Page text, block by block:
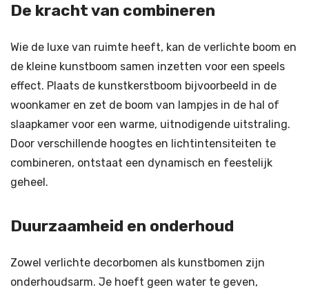
De kracht van combineren
Wie de luxe van ruimte heeft, kan de verlichte boom en
de kleine kunstboom samen inzetten voor een speels
effect. Plaats de kunstkerstboom bijvoorbeeld in de
woonkamer en zet de boom van lampjes in de hal of
slaapkamer voor een warme, uitnodigende uitstraling.
Door verschillende hoogtes en lichtintensiteiten te
combineren, ontstaat een dynamisch en feestelijk
geheel.
Duurzaamheid en onderhoud
Zowel verlichte decorbomen als kunstbomen zijn
onderhoudsarm. Je hoeft geen water te geven,